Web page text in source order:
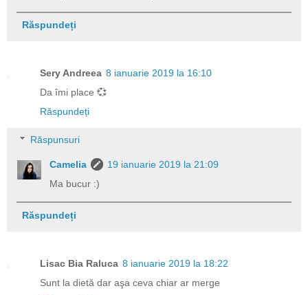
Răspundeți
Sery Andreea 8 ianuarie 2019 la 16:10
Da îmi place 💞
Răspundeți
Răspunsuri
Camelia
19 ianuarie 2019 la 21:09
Ma bucur :)
Răspundeți
Lisac Bia Raluca 8 ianuarie 2019 la 18:22
Sunt la dietă dar aşa ceva chiar ar merge